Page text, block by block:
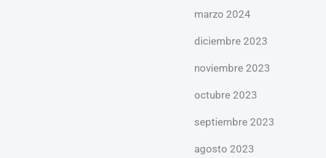
marzo 2024
diciembre 2023
noviembre 2023
octubre 2023
septiembre 2023
agosto 2023